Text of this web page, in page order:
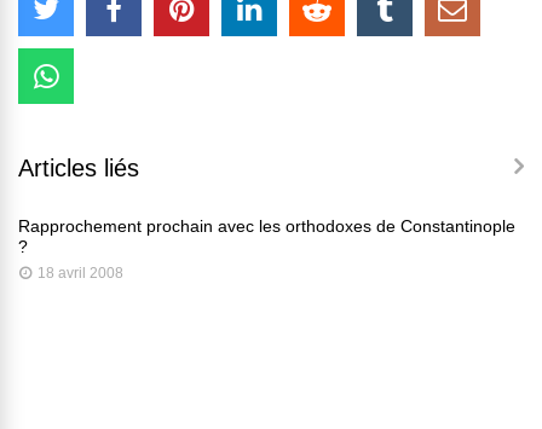
Articles liés
Rapprochement prochain avec les orthodoxes de Constantinople
?
18 avril 2008